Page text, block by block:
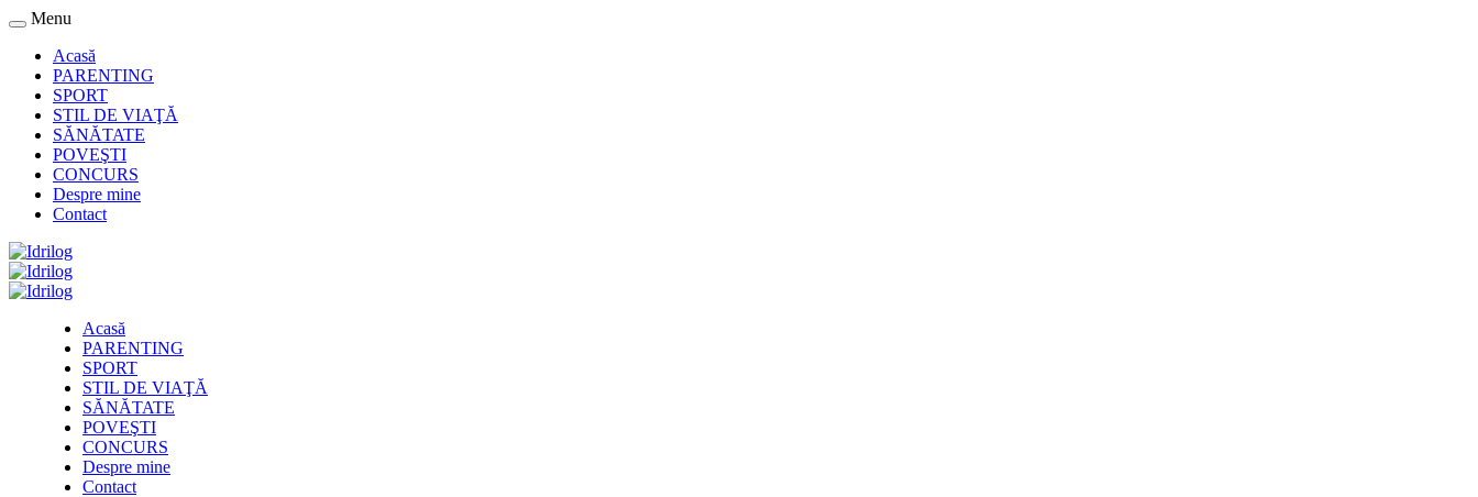
Menu
Acasă
PARENTING
SPORT
STIL DE VIAŢĂ
SĂNĂTATE
POVEŞTI
CONCURS
Despre mine
Contact
Acasă
PARENTING
SPORT
STIL DE VIAŢĂ
SĂNĂTATE
POVEŞTI
CONCURS
Despre mine
Contact